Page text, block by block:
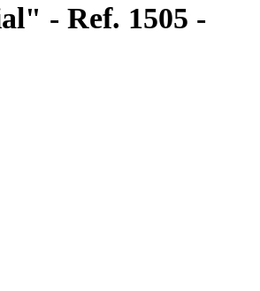
- Ref. 1505 -